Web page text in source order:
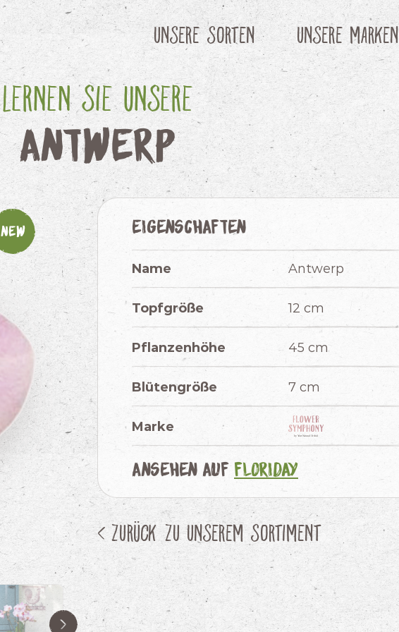
Unsere Sorten Unsere Marken
Flower Symphony
Parfum
Your Natural Orchid
Unsere Konzepte
Lernen Sie unsere
Antwerp
New Eigenschaften
Name Antwerp
Topfgröße 12 cm
Pflanzenhöhe 45 cm
Blütengröße 7 cm
Marke
Ansehen auf Floriday
< Zurück zu unserem Sortiment